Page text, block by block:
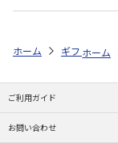
ホーム ギフトストア
ホーム
ご利用ガイド
お問い合わせ